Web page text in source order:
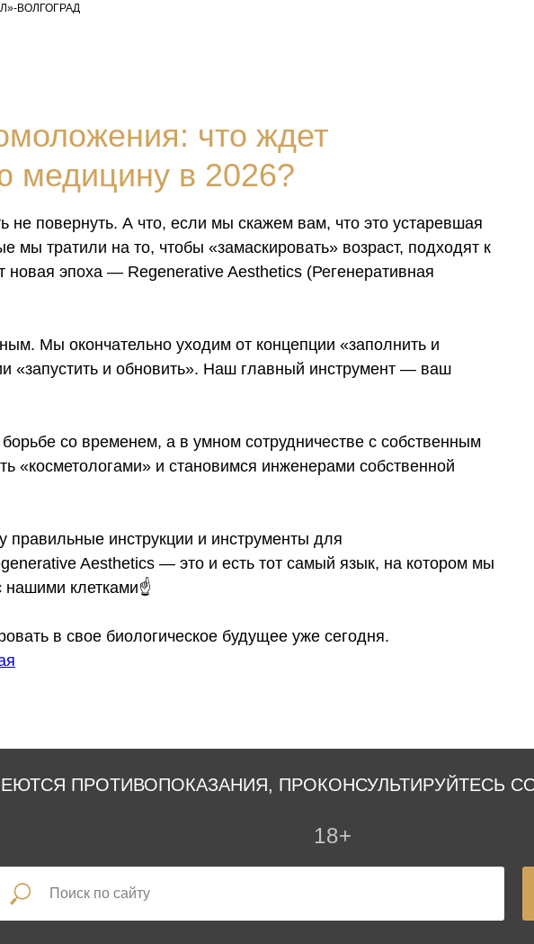
ВОЛГОГРАД
что ждет
медицину в 2026?
не повернуть. А что, если мы скажем вам, что это устаревшая
мы тратили на то, чтобы «замаскировать» возраст, подходят к
новая эпоха — Regenerative Aesthetics (Регенеративная
Мы окончательно уходим от концепции «заполнить и
«запустить и обновить». Наш главный инструмент — ваш
со временем, а в умном сотрудничестве с собственным
«косметологами» и становимся инженерами собственной
инструкции и инструменты для
Aesthetics — это и есть тот самый язык, на котором мы
нашими клетками☝️
в свое биологическое будущее уже сегодня.
ПРОТИВОПОКАЗАНИЯ, ПРОКОНСУЛЬТИРУЙТЕСЬ
18+